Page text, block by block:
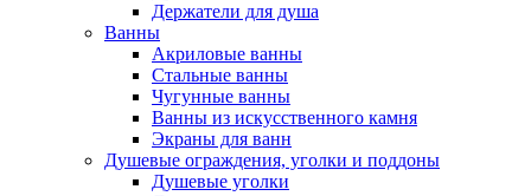
Держатели для душа
Ванны
Акриловые ванны
Стальные ванны
Чугунные ванны
Ванны из искусственного камня
Экраны для ванн
Душевые ограждения, уголки и поддоны
Душевые уголки